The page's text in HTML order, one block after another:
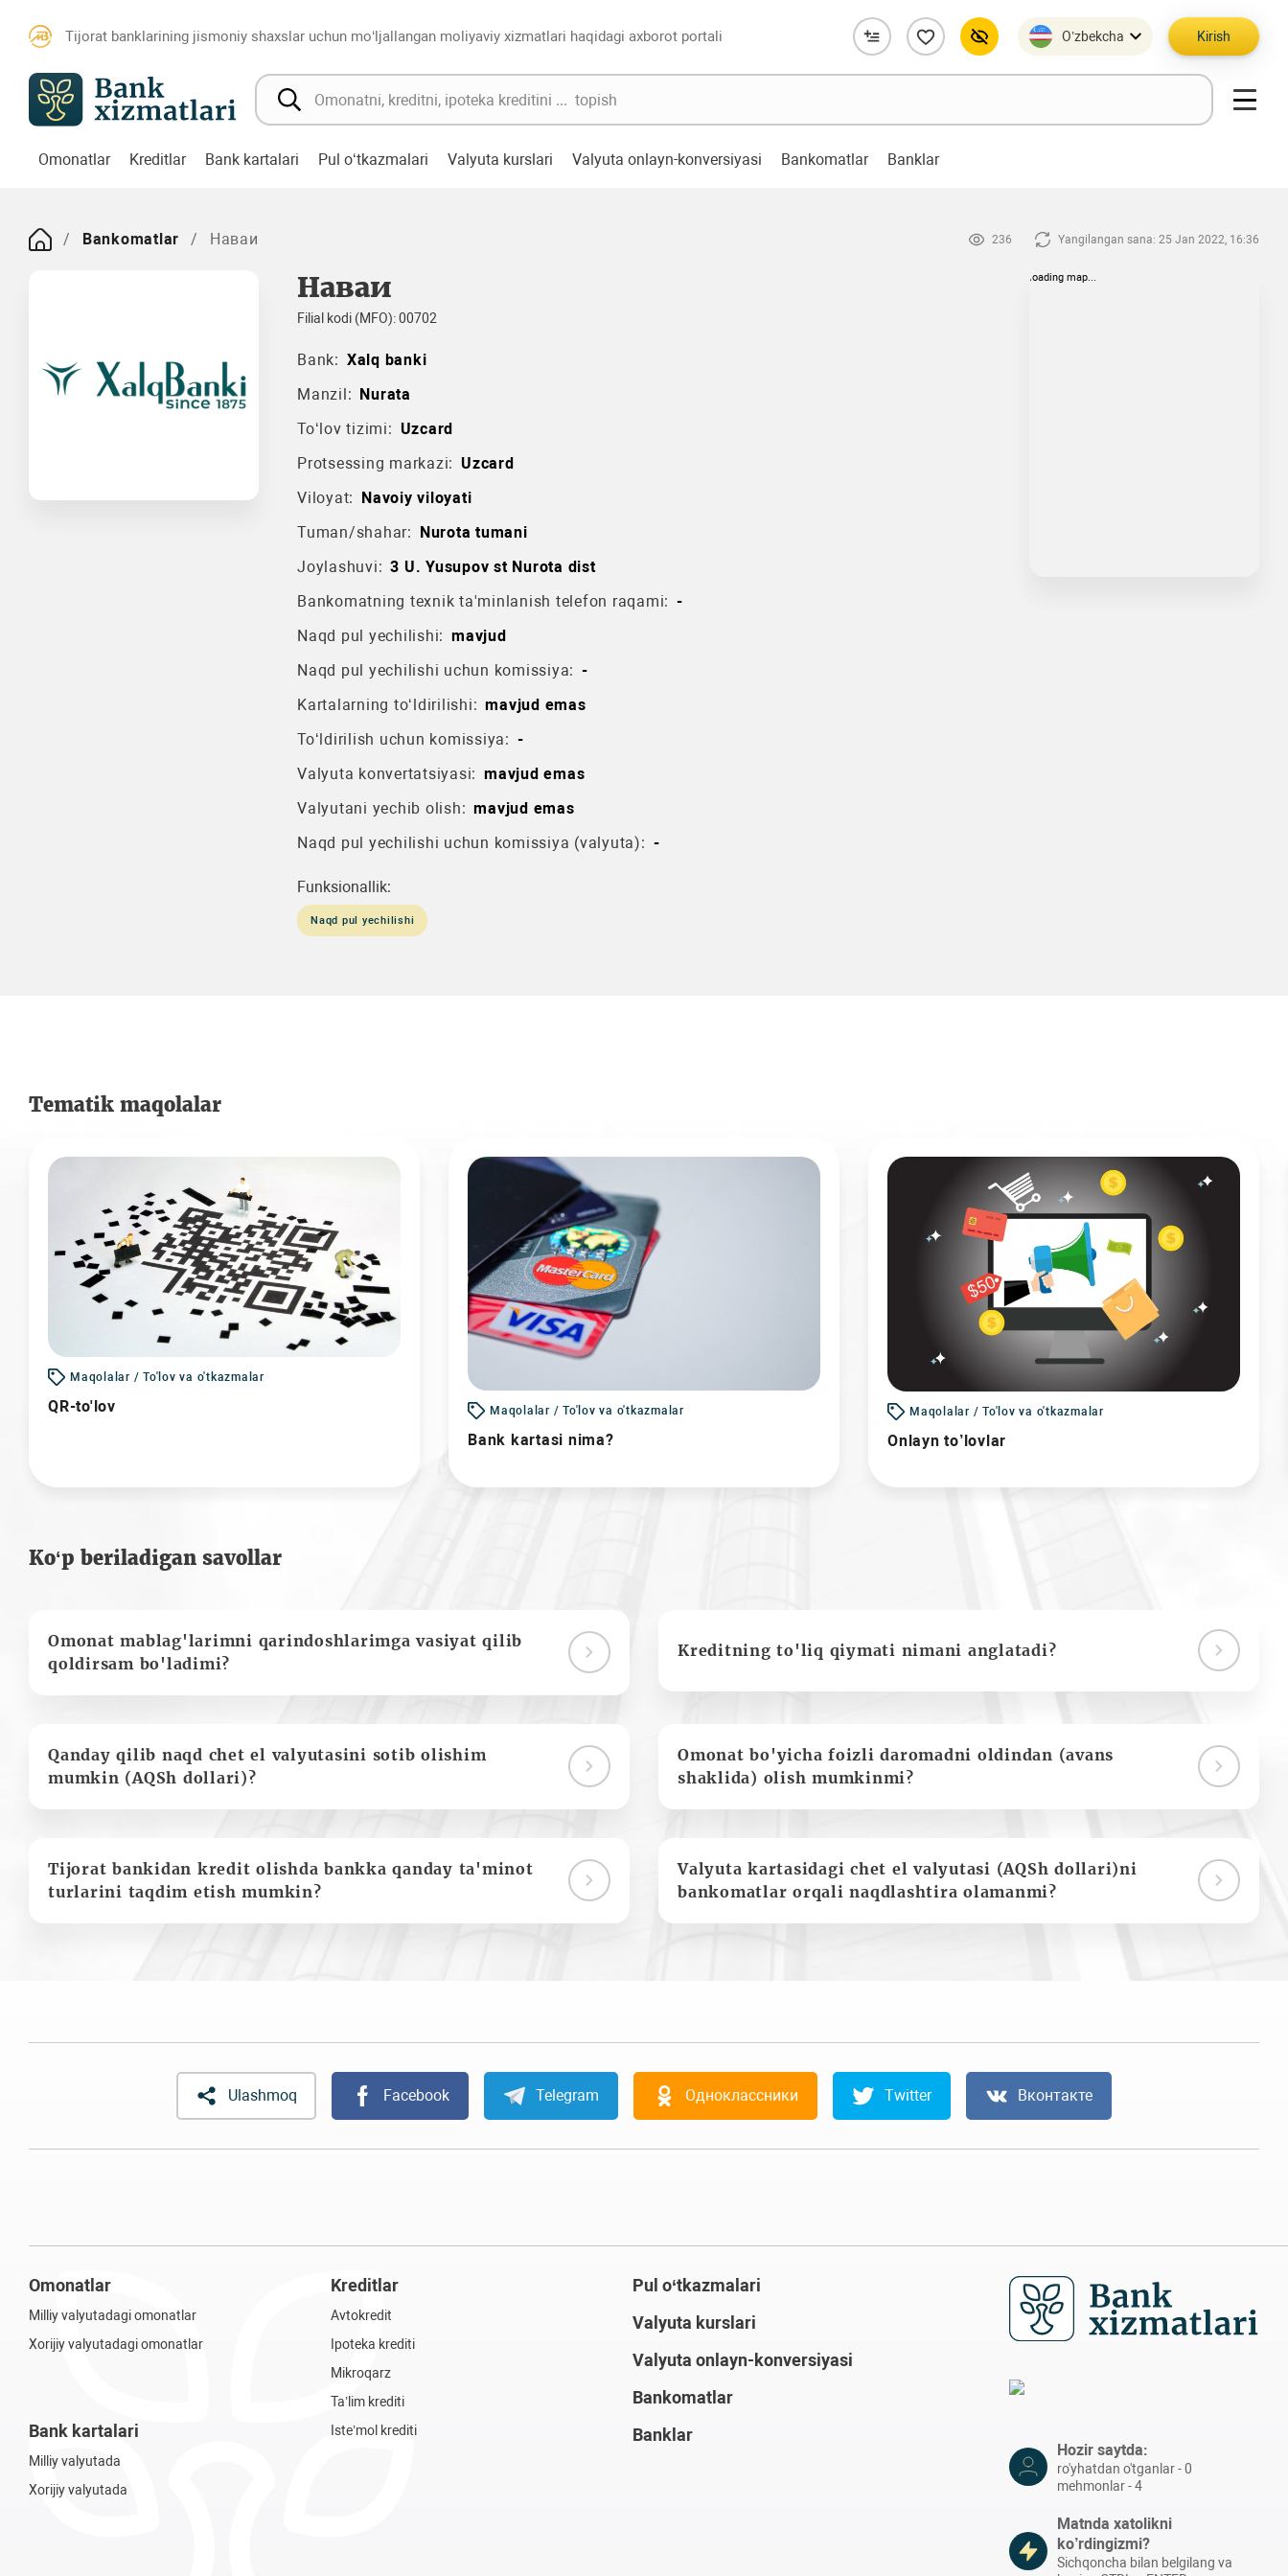
Tijorat banklarining jismoniy shaxslar uchun mo‘ljallangan moliyaviy xizmatlari haqidagi axborot portali O’zbekcha Kirish
Omonatlar Kreditlar Bank kartalari Pul o‘tkazmalari Valyuta kurslari Valyuta onlayn-konversiyasi Bankomatlar Banklar
Bankomatlar Наваи 236 Yangilangan sana: 25 Jan 2022, 16:36
Наваи
Filial kodi (MFO): 00702
Bank: Xalq banki
Manzil: Nurata
To‘lov tizimi: Uzcard
Protsessing markazi: Uzcard
Viloyat: Navoiy viloyati
Tuman/shahar: Nurota tumani
Joylashuvi: 3 U. Yusupov st Nurota dist
Bankomatning texnik ta'minlanish telefon raqami: -
Naqd pul yechilishi: mavjud
Naqd pul yechilishi uchun komissiya: -
Kartalarning to‘ldirilishi: mavjud emas
To‘ldirilish uchun komissiya: -
Valyuta konvertatsiyasi: mavjud emas
Valyutani yechib olish: mavjud emas
Naqd pul yechilishi uchun komissiya (valyuta): -
Funksionallik:
Naqd pul yechilishi
loading map...
Tematik maqolalar
Maqolalar / To'lov va o'tkazmalar
QR-to'lov Maqolalar / To'lov va o'tkazmalar
Bank kartasi nima?
Maqolalar / To'lov va o'tkazmalar
Onlayn to’lovlar
Ko‘p beriladigan savollar
Omonat mablag'larimni qarindoshlarimga vasiyat qilib
qoldirsam bo'ladimi?
Kreditning to'liq qiymati nimani anglatadi?
Qanday qilib naqd chet el valyutasini sotib olishim
mumkin (AQSh dollari)?
Omonat bo'yicha foizli daromadni oldindan (avans
shaklida) olish mumkinmi?
Tijorat bankidan kredit olishda bankka qanday ta'minot
turlarini taqdim etish mumkin?
Valyuta kartasidagi chet el valyutasi (AQSh dollari)ni
bankomatlar orqali naqdlashtira olamanmi?
Ulashmoq Facebook Telegram Одноклассники Twitter Вконтакте
Omonatlar
Milliy valyutadagi omonatlar
Xorijiy valyutadagi omonatlar
Bank kartalari
Milliy valyutada
Xorijiy valyutada
Kreditlar
Avtokredit
Ipoteka krediti
Mikroqarz
Ta’lim krediti
Iste’mol krediti
Pul o‘tkazmalari
Valyuta kurslari
Valyuta onlayn-konversiyasi
Bankomatlar
Banklar
Hozir saytda:
ro'yhatdan o'tganlar - 0
mehmonlar - 4
Matnda xatolikni
ko’rdingizmi?
Sichqoncha bilan belgilang va